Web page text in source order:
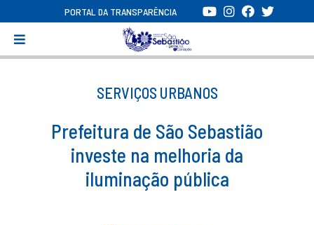
PORTAL DA TRANSPARÊNCIA
SERVIÇOS URBANOS
Prefeitura de São Sebastião
investe na melhoria da
iluminação pública